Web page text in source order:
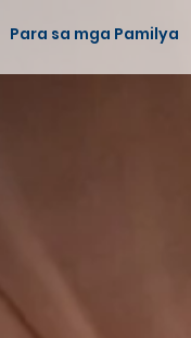
Para sa mga Pamilya